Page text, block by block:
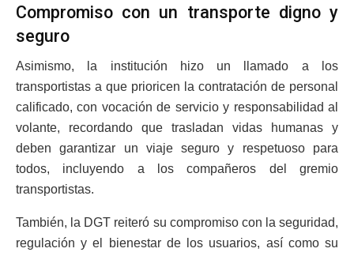
Compromiso con un transporte digno y
seguro
Asimismo, la institución hizo un llamado a los
transportistas a que prioricen la contratación de personal
calificado, con vocación de servicio y responsabilidad al
volante, recordando que trasladan vidas humanas y
deben garantizar un viaje seguro y respetuoso para
todos, incluyendo a los compañeros del gremio
transportistas.
También, la DGT reiteró su compromiso con la seguridad,
regulación y el bienestar de los usuarios, así como su